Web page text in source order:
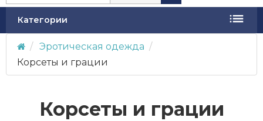
Категории
Эротическая одежда
Корсеты и грации
Корсеты и грации